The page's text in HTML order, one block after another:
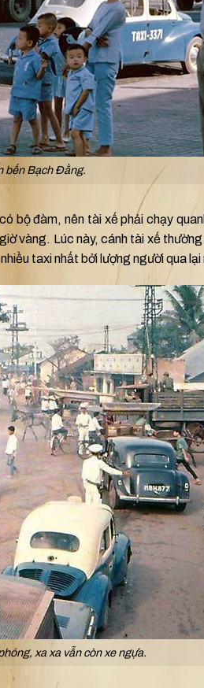
bến Bạch Đằng.
bộ đàm, nên tài xế phải chạy
vàng. Lúc này, cánh tài xế
taxi nhất bởi lượng người qua lại
xa xa vẫn còn xe ngựa.